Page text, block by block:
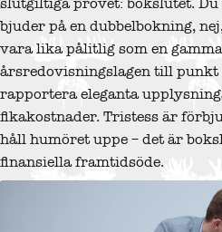
bjuder på en dubbelbokning,
vara lika pålitlig som en
årsredovisningslagen till punkt
rapportera eleganta
fikakostnader. Tristess är
håll humöret uppe – det är
finansiella framtidsöde.